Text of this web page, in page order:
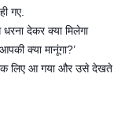
गए.
देकर क्या मिलेगा
क्या मानूंगा?’
लिए आ गया और उसे देखते